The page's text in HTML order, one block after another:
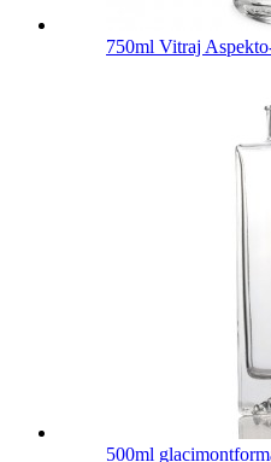
750ml Vitraj
500ml